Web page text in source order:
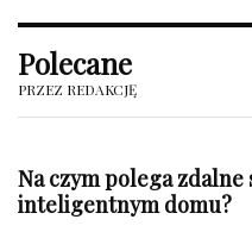
Polecane
PRZEZ REDAKCJĘ
Na czym polega
inteligentnym domu?